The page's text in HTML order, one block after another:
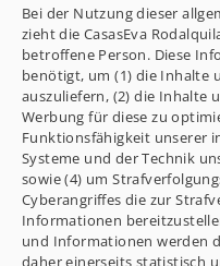
Bei der Nutzung dieser
zieht die CasasEva
betroffene Person. Diese
benötigt, um (1) die Inhalte
auszuliefern, (2) die Inhalte
Werbung für diese zu
Funktionsfähigkeit unserer
Systeme und der Technik
sowie (4) um
Cyberangriffes die zur
Informationen
und Informationen werden
daher einerseits statistisch